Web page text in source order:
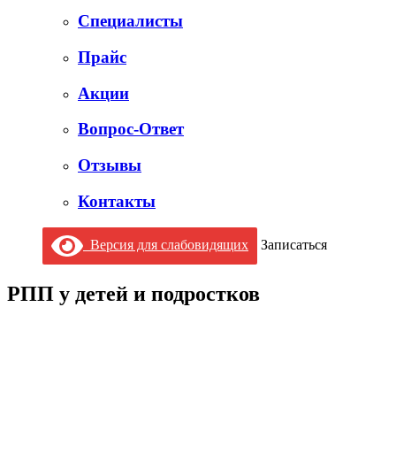
Специалисты
Прайс
Акции
Вопрос-Ответ
Отзывы
Контакты
Версия для слабовидящих Записаться
РПП у детей и подростков